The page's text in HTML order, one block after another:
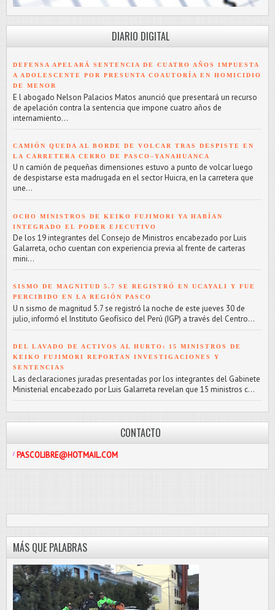
DIARIO DIGITAL
DEFENSA APELARÁ SENTENCIA DE CUATRO AÑOS IMPUESTA
A ADOLESCENTE POR PRESUNTA COAUTORÍA EN HOMICIDIO
DE MENOR
E l abogado Nelson Palacios Matos anunció que presentará un recurso
de apelación contra la sentencia que impone cuatro años de
internamiento...
CAMIÓN QUEDA AL BORDE DE VOLCAR TRAS DESPISTE EN
LA CARRETERA CERRO DE PASCO–YANAHUANCA
U n camión de pequeñas dimensiones estuvo a punto de volcar luego
de despistarse esta madrugada en el sector Huicra, en la carretera que
une...
OCHO MINISTROS DE KEIKO FUJIMORI YA HABÍAN
INTEGRADO EL PODER EJECUTIVO
De los 19 integrantes del Consejo de Ministros encabezado por Luis
Galarreta, ocho cuentan con experiencia previa al frente de carteras
mini...
SISMO DE MAGNITUD 5.7 SE REGISTRÓ EN UCAYALI Y FUE
PERCIBIDO EN LA REGIÓN PASCO
U n sismo de magnitud 5.7 se registró la noche de este jueves 30 de
julio, informó el Instituto Geofísico del Perú (IGP) a través del Centro...
DEL LAVADO DE ACTIVOS AL HURTO: 15 MINISTROS DE
KEIKO FUJIMORI REPORTAN INVESTIGACIONES Y
SENTENCIAS
L as declaraciones juradas presentadas por los integrantes del Gabinete
Ministerial encabezado por Luis Galarreta revelan que 15 ministros c...
CONTACTO
MÁS QUE PALABRAS